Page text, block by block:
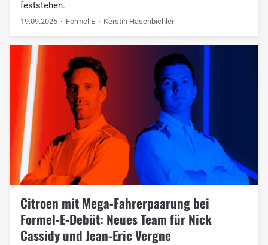
feststehen.
19.09.2025 Formel E Kerstin Hasenbichler
Citroen mit Mega-Fahrerpaarung bei
Formel-E-Debüt: Neues Team für Nick
Cassidy und Jean-Eric Vergne